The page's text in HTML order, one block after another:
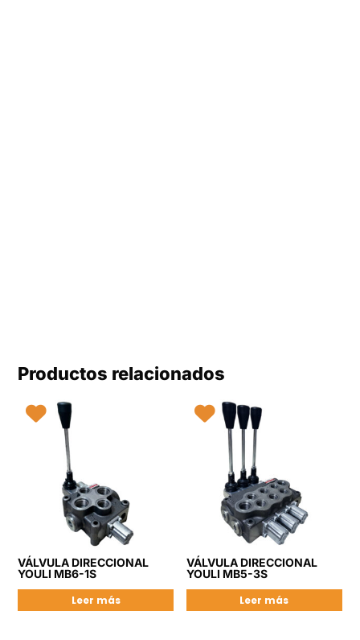
Productos relacionados
VÁLVULA DIRECCIONAL
YOULI MB6-1S
Leer más
VÁLVULA DIRECCIONAL
YOULI MB5-3S
Leer más